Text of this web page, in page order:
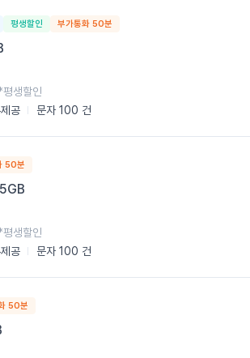
평생할인 부가통화 50분
공 문자 100 건
평생할인
50분
공 문자 100 건
평생할인
50분